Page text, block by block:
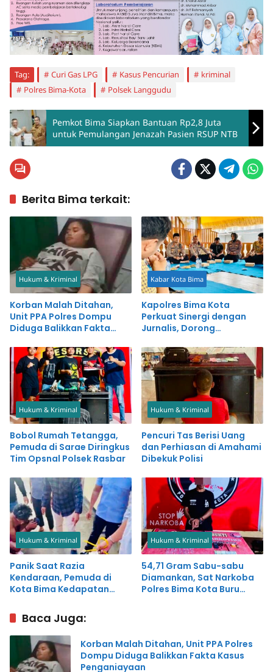
Tag: Curi Gas LPG Kasus Pencurian
kriminal
Polres Bima-Kota
Polsek Langgudu
Pemkot Bima Siapkan Bantuan Rp2,8 Juta
untuk Pemulangan Jenazah Pasien RSUP NTB
Berita Bima terkait:
Hukum & Kriminal
Korban Malah Ditahan,
Unit PPA Polres Dompu
Diduga Balikkan Fakta
Kabar Kota Bima
Kapolres Bima Kota
Perkuat Sinergi dengan
Jurnalis, Dorong
Kemajuan Daerah
Hukum & Kriminal
Bobol Rumah Tetangga,
Pemuda di Sarae Diringkus
Tim Opsnal Polsek Rasbar
Hukum & Kriminal
Pencuri Tas Berisi Uang
dan Perhiasan di Amahami
Dibekuk Polisi
Hukum & Kriminal
Panik Saat Razia
Kendaraan, Pemuda di
Kota Bima Kedapatan
Hukum & Kriminal
54,71 Gram Sabu-sabu
Diamankan, Sat Narkoba
Polres Bima Kota Buru
Baca Juga:
Korban Malah Ditahan, Unit PPA Polres
Dompu Diduga Balikkan Fakta Kasus
Penganiayaan